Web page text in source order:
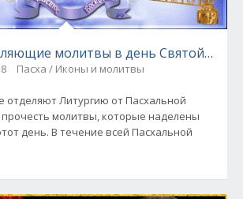
молитвы в день Святой Пасхи
Пасха / Иконы и молитвы
отделяют Литургию от Пасхальной
прочесть молитвы, которые наделены
день. В течение всей Пасхальной